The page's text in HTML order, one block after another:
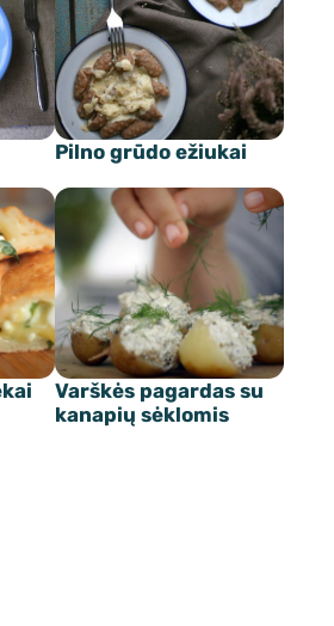
Pilno grūdo ežiukai
Varškės pagardas su
kanapių sėklomis